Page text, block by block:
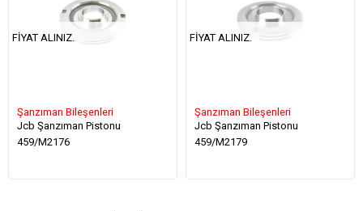
Şanzıman Bileşenleri
Jcb Şanzıman Pistonu
459/M2176
FIYAT ALINIZ.
Şanzıman Bileşenleri
Jcb Şanzıman Pistonu
459/M2179
FIYAT ALINIZ.